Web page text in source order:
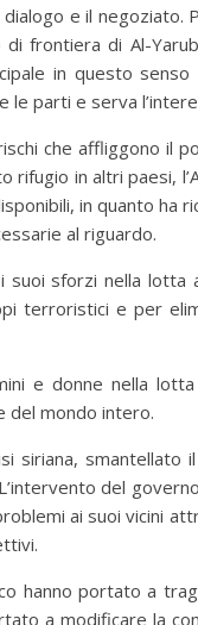
e il negoziato.
frontiera di Al-
in questo
parti e serva
che affliggono il
in altri paesi,
in quanto ha
al riguardo.
suoi sforzi nella
terroristici e per
e donne nella
del mondo intero.
siriana,
del
ai suoi vicini
hanno portato a
a modificare la